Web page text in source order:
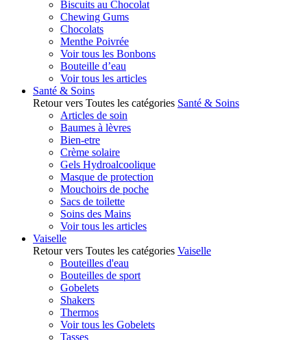
Biscuits au Chocolat
Chewing Gums
Chocolats
Menthe Poivrée
Voir tous les Bonbons
Bouteille d’eau
Voir tous les articles
Santé & Soins
Retour vers Toutes les catégories Santé & Soins
Articles de soin
Baumes à lèvres
Bien-etre
Crème solaire
Gels Hydroalcoolique
Masque de protection
Mouchoirs de poche
Sacs de toilette
Soins des Mains
Voir tous les articles
Vaiselle
Retour vers Toutes les catégories Vaiselle
Bouteilles d'eau
Bouteilles de sport
Gobelets
Shakers
Thermos
Voir tous les Gobelets
Tasses